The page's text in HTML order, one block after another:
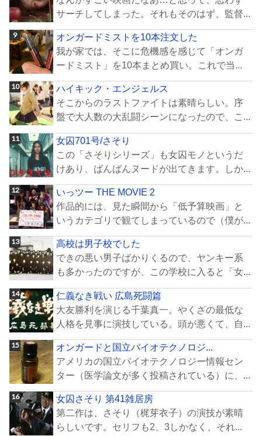
サーチしてしまった。それもそのはず、監督...
オンガードミストを10本注文した
我が家では、そこに危機感を感じて「オンガ
ードミスト」を10本まとめ買い。これで当...
ハイキック・エンジェルス
そこからのラストファイトは素晴らしい。序
盤で大人数の大乱闘シーンになったので、こ...
女囚701号/さそり
この「さそりシリーズ」も女囚モノというだ
けあり、ばんばんヌードが出てきます。しか...
いっツー THE MOVIE 2
作品的には、見た瞬間から「低予算映画」と
いうカテゴリで観てしまっているので（僕が...
高校は男子校でした
できの悪い男子ばかりくるので、ヤンキー系
も多かったのですが、この学校に入ると「女...
仁義なき戦い 広島死闘篇
大友勝利を演じる千葉真一。やくざの最低な
人格を見事に演技している。頭が悪くて、自...
オンガードと国立バイオテクノロジ...
アメリカの国立バイオテクノロジー情報セン
ター（医学論文が多く投稿されている）に、...
女囚さそり 第41雑居房
第二作は、さそり（梶芽衣子）の演技が素晴
らしいです。セリフも2、3しかなく、それ...